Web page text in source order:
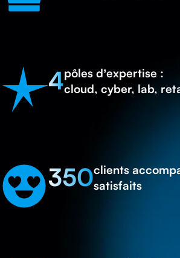
4pôles d’expertise :
cloud, cyber, lab,
350clients
satisfaits